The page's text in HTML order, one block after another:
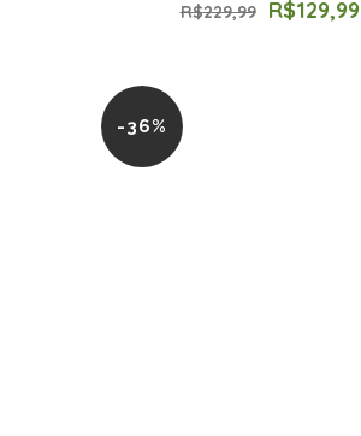
R$229,99 R$129,99
-36%